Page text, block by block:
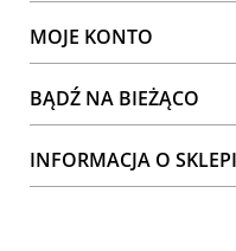
MOJE KONTO
BĄDŹ NA BIEŻĄCO
INFORMACJA O